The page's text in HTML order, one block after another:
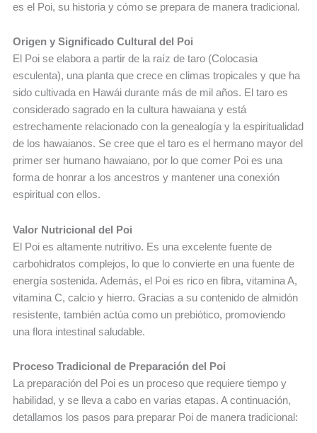
es el Poi, su historia y cómo se prepara de manera tradicional.
Origen y Significado Cultural del Poi
El Poi se elabora a partir de la raíz de taro (Colocasia
esculenta), una planta que crece en climas tropicales y que ha
sido cultivada en Hawái durante más de mil años. El taro es
considerado sagrado en la cultura hawaiana y está
estrechamente relacionado con la genealogía y la espiritualidad
de los hawaianos. Se cree que el taro es el hermano mayor del
primer ser humano hawaiano, por lo que comer Poi es una
forma de honrar a los ancestros y mantener una conexión
espiritual con ellos.
Valor Nutricional del Poi
El Poi es altamente nutritivo. Es una excelente fuente de
carbohidratos complejos, lo que lo convierte en una fuente de
energía sostenida. Además, el Poi es rico en fibra, vitamina A,
vitamina C, calcio y hierro. Gracias a su contenido de almidón
resistente, también actúa como un prebiótico, promoviendo
una flora intestinal saludable.
Proceso Tradicional de Preparación del Poi
La preparación del Poi es un proceso que requiere tiempo y
habilidad, y se lleva a cabo en varias etapas. A continuación,
detallamos los pasos para preparar Poi de manera tradicional: